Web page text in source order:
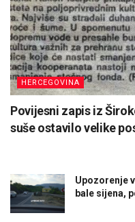
HERCEGOVINA
Povijesni zapis iz
suše ostavilo velike
Upozorenje
bale sijena,